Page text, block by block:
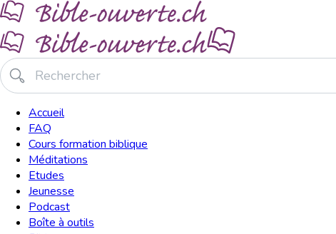
Accueil
FAQ
Cours formation biblique
Méditations
Etudes
Jeunesse
Podcast
Boîte à outils